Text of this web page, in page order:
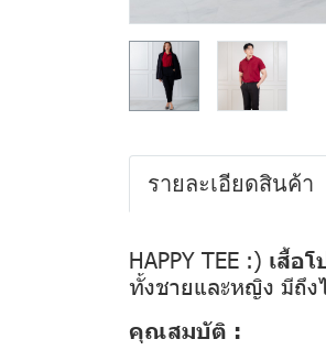
รายละเอียดสินค้า
HAPPY TEE :) เสื้อ
ทั้งชายและหญิง มีถึง
คุณสมบัติ :